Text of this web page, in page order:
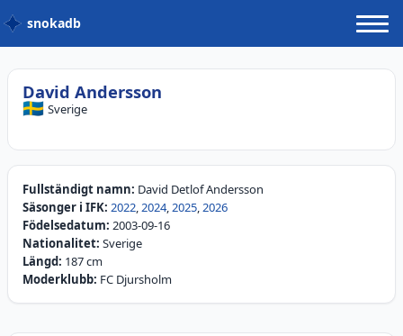
snokadb
David Andersson
🇸🇪 Sverige
Fullständigt namn: David Detlof Andersson
Säsonger i IFK: 2022,2024,2025,2026
Födelsedatum: 2003-09-16
Nationalitet: Sverige
Längd: 187 cm
Moderklubb: FC Djursholm